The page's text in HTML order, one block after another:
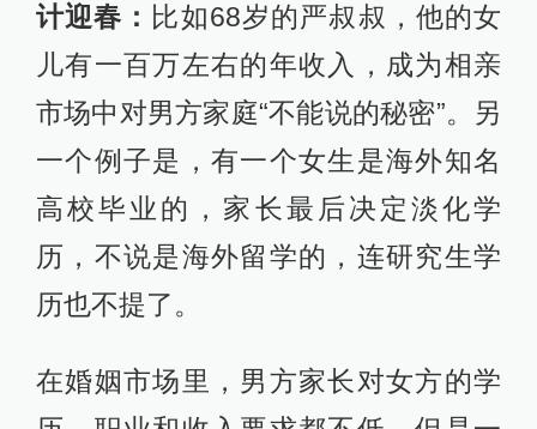
计迎春： 比如68岁的严叔叔，他的女
儿有一百万左右的年收入，成为相亲
市场中对男方家庭“不能说的秘密”。另
一个例子是，有一个女生是海外知名
高校毕业的，家长最后决定淡化学
历，不说是海外留学的，连研究生学
历也不提了。
在婚姻市场里，男方家长对女方的学